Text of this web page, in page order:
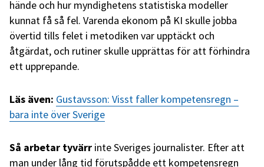
hände och hur myndighetens statistiska modeller
kunnat få så fel. Varenda ekonom på KI skulle jobba
övertid tills felet i metodiken var upptäckt och
åtgärdat, och rutiner skulle upprättas för att förhindra
ett upprepande.
Läs även: Gustavsson: Visst faller kompetensregn –
bara inte över Sverige
Så arbetar tyvärr inte Sveriges journalister. Efter att
man under lång tid förutspådde ett kompetensregn